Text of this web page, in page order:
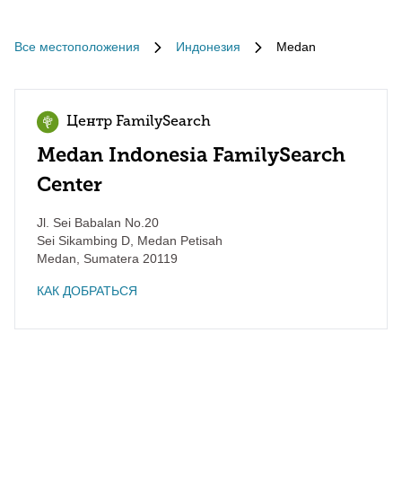
Все местоположения Индонезия Medan
Центр FamilySearch
Medan Indonesia FamilySearch
Center
Jl. Sei Babalan No.20
Sei Sikambing D, Medan Petisah
Medan
Sumatera 20119
КАК ДОБРАТЬСЯ